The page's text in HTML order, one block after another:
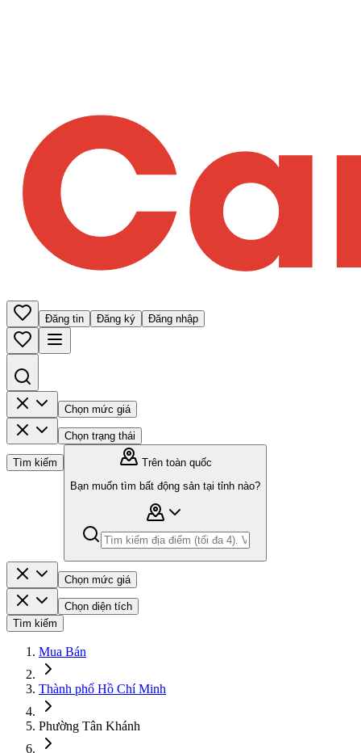
Đăng tin Đăng ký Đăng nhập
Chọn mức giá
Chọn trạng thái
Tìm kiếm
Trên toàn quốc
Bạn muốn tìm bất động sản tại tỉnh nào?
Chọn mức giá
Chọn diện tích
Tìm kiếm
Mua Bán
Thành phố Hồ Chí Minh
Phường Tân Khánh